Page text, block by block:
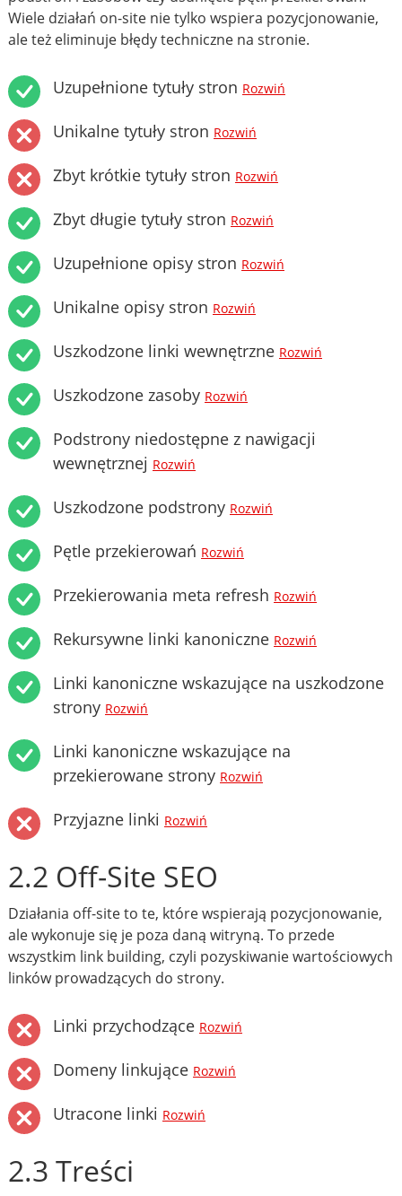
Wiele działań on-site nie tylko wspiera pozycjonowanie,
ale też eliminuje błędy techniczne na stronie.
Uzupełnione tytuły stron Rozwiń
Unikalne tytuły stron Rozwiń
Zbyt krótkie tytuły stron Rozwiń
Zbyt długie tytuły stron Rozwiń
Uzupełnione opisy stron Rozwiń
Unikalne opisy stron Rozwiń
Uszkodzone linki wewnętrzne Rozwiń
Uszkodzone zasoby Rozwiń
Podstrony niedostępne z nawigacji
wewnętrznej Rozwiń
Uszkodzone podstrony Rozwiń
Pętle przekierowań Rozwiń
Przekierowania meta refresh Rozwiń
Rekursywne linki kanoniczne Rozwiń
Linki kanoniczne wskazujące na uszkodzone
strony Rozwiń
Linki kanoniczne wskazujące na
przekierowane strony Rozwiń
Przyjazne linki Rozwiń
2.2 Off-Site SEO
Działania off-site to te, które wspierają pozycjonowanie,
ale wykonuje się je poza daną witryną. To przede
wszystkim link building, czyli pozyskiwanie wartościowych
linków prowadzących do strony.
Linki przychodzące Rozwiń
Domeny linkujące Rozwiń
Utracone linki Rozwiń
2.3 Treści